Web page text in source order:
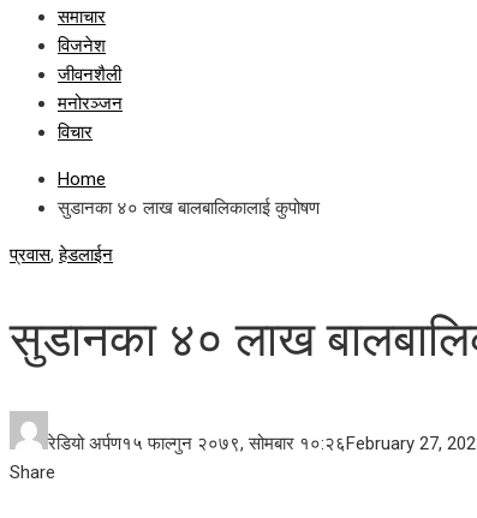
समाचार
विजनेश
जीवनशैली
मनोरञ्जन
विचार
Home
सुडानका ४० लाख बालबालिकालाई कुपोषण
प्रवास,हेडलाईन
सुडानका ४० लाख
रेडियो अर्पण१५ फाल्गुन २०७९, सोमबार १०:२६ February 27,
Facebook
Twitter
LinkedIn
Pinterest
Stumbleupon
Email
Share